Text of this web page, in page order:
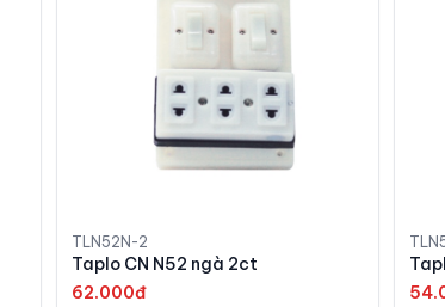
TLN52N-2
Taplo CN N52 ngà 2ct
62.000đ